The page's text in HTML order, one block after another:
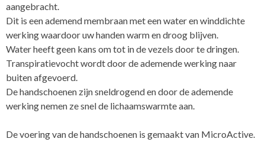
aangebracht.
Dit is een ademend membraan met een water en winddichte
werking waardoor uw handen warm en droog blijven.
Water heeft geen kans om tot in de vezels door te dringen.
Transpiratievocht wordt door de ademende werking naar
buiten afgevoerd.
De handschoenen zijn sneldrogend en door de ademende
werking nemen ze snel de lichaamswarmte aan.
De voering van de handschoenen is gemaakt van MicroActive.